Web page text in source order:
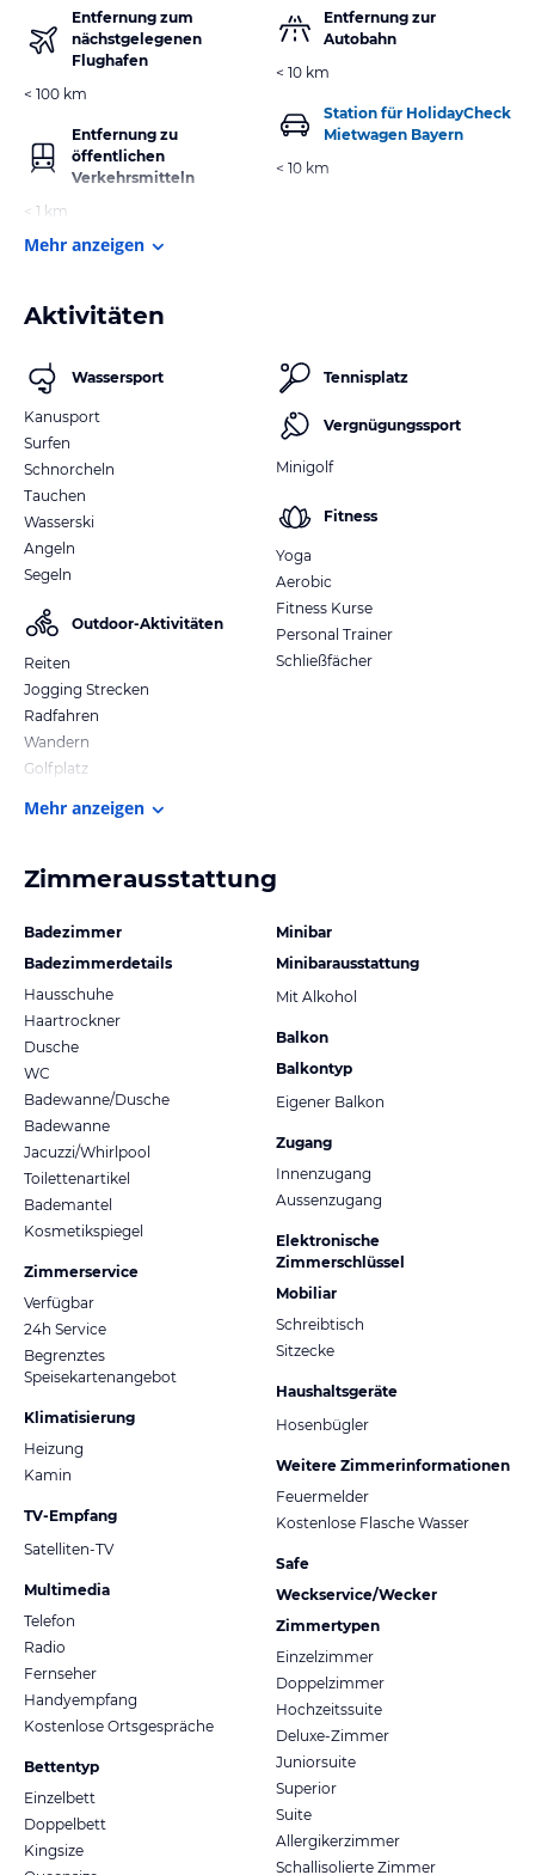
Entfernung zum
nächstgelegenen
Flughafen
< 100 km
Entfernung zu
öffentlichen
Verkehrsmitteln
< 1 km
Entfernung zur
Autobahn
< 10 km
Station für HolidayCheck
Mietwagen Bayern
< 10 km
Mehr anzeigen
Aktivitäten
Wassersport
Kanusport
Surfen
Schnorcheln
Tauchen
Wasserski
Angeln
Segeln
Outdoor-Aktivitäten
Reiten
Jogging Strecken
Radfahren
Wandern
Golfplatz
Tennisplatz
Vergnügungssport
Minigolf
Fitness
Yoga
Aerobic
Fitness Kurse
Personal Trainer
Schließfächer
Mehr anzeigen
Zimmerausstattung
Badezimmer
Badezimmerdetails
Hausschuhe
Haartrockner
Dusche
WC
Badewanne/Dusche
Badewanne
Jacuzzi/Whirlpool
Toilettenartikel
Bademantel
Kosmetikspiegel
Zimmerservice
Verfügbar
24h Service
Begrenztes
Speisekartenangebot
Klimatisierung
Heizung
Kamin
TV-Empfang
Satelliten-TV
Multimedia
Telefon
Radio
Fernseher
Handyempfang
Kostenlose Ortsgespräche
Bettentyp
Einzelbett
Doppelbett
Kingsize
Minibar
Minibarausstattung
Mit Alkohol
Balkon
Balkontyp
Eigener Balkon
Zugang
Innenzugang
Aussenzugang
Elektronische
Zimmerschlüssel
Mobiliar
Schreibtisch
Sitzecke
Haushaltsgeräte
Hosenbügler
Weitere Zimmerinformationen
Feuermelder
Kostenlose Flasche Wasser
Safe
Weckservice/Wecker
Zimmertypen
Einzelzimmer
Doppelzimmer
Hochzeitssuite
Deluxe-Zimmer
Juniorsuite
Superior
Suite
Allergikerzimmer
Schallisolierte Zimmer